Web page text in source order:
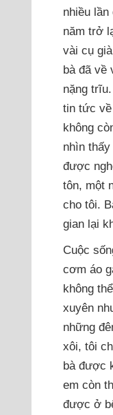
nhiều
năm trở
vài cụ
bà đã về
nặng
tin tức
không
nhìn
được
tôn, một
cho tôi.
gian lại
Cuộc
cơm áo
không
xuyên
những
xôi, tôi
bà được
em còn
được ở